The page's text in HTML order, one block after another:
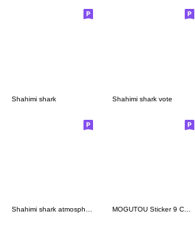
Shahimi shark Shahimi shark vote